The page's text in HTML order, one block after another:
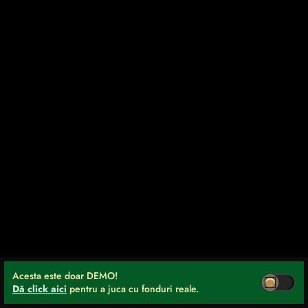
Acesta este doar DEMO!
Dă click aici pentru a juca cu fonduri reale.